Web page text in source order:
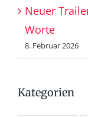
Neuer
Worte
8. Februar 2026
Kategorien